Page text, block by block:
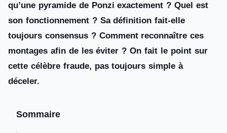
qu’une pyramide de Ponzi exactement ? Quel est
son fonctionnement ? Sa définition fait-elle
toujours consensus ? Comment reconnaître ces
montages afin de les éviter ? On fait le point sur
cette célèbre fraude, pas toujours simple à
déceler.
Sommaire